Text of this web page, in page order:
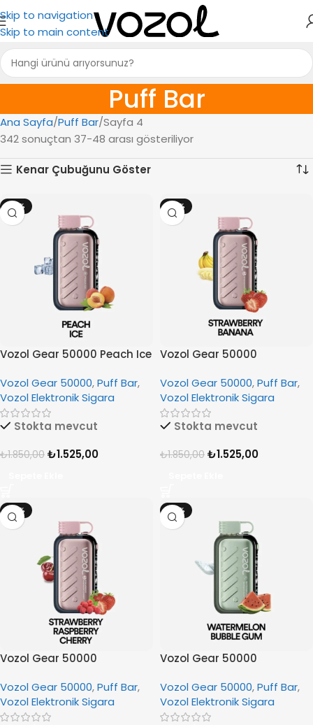
Skip to navigation
Skip to main content
Puff Bar
Ana Sayfa Puff Bar Sayfa 4
342 sonuçtan 37-48 arası gösteriliyor
Kenar Çubuğunu Göster
-18%
Vozol Gear 50000 Peach Ice
Vozol Gear 50000,Puff Bar,
Vozol Elektronik Sigara
Stokta mevcut
₺1.850,00 ₺1.525,00
-18%
Vozol Gear 50000
Vozol Gear 50000,Puff Bar,
Vozol Elektronik Sigara
Stokta mevcut
₺1.850,00 ₺1.525,00
-18%
Vozol Gear 50000
Cherry
Vozol Gear 50000,Puff Bar,
Vozol Elektronik Sigara
-18%
Vozol Gear 50000
Vozol Gear 50000,Puff Bar,
Vozol Elektronik Sigara